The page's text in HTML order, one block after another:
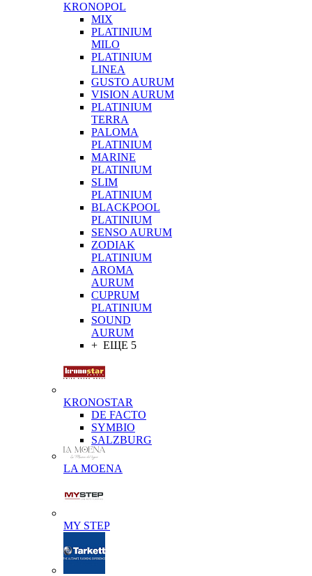
KRONOPOL
MIX
PLATINIUM
MILO
PLATINIUM
LINEA
GUSTO AURUM
VISION AURUM
PLATINIUM
TERRA
PALOMA
PLATINIUM
MARINE
PLATINIUM
SLIM
PLATINIUM
BLACKPOOL
PLATINIUM
SENSO AURUM
ZODIAK
PLATINIUM
AROMA
AURUM
CUPRUM
PLATINIUM
SOUND
AURUM
+ ЕЩЕ 5
KRONOSTAR
DE FACTO
SYMBIO
SALZBURG
LA MOENA
MY STEP